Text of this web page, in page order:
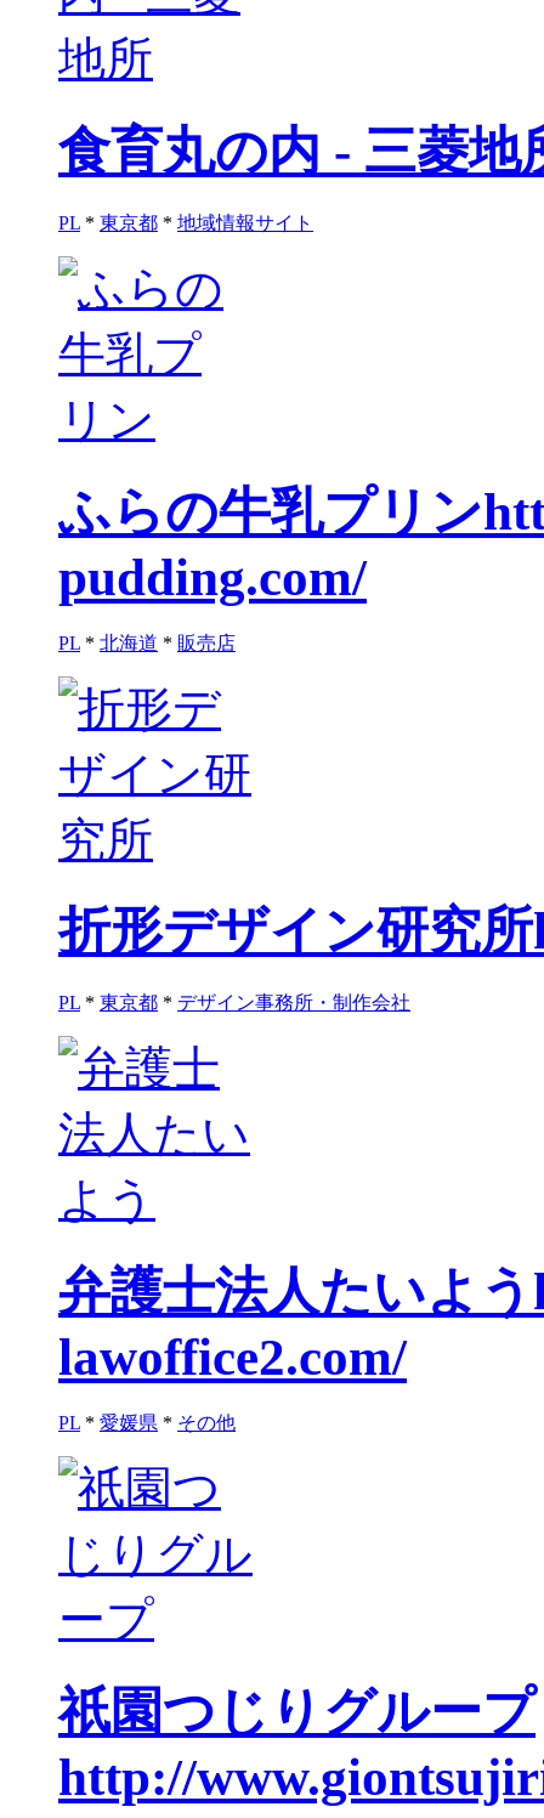
食育丸の内 - 三菱地
PL * 東京都 * 地域情報サイト
ふらの牛乳プリン
pudding.com/
PL * 北海道 * 販売店
折形デザイン研究所
PL * 東京都 * デザイン事務所・制作会社
弁護士法人たいよう
lawoffice2.com/
PL * 愛媛県 * その他
祇園つじりグループ
http://